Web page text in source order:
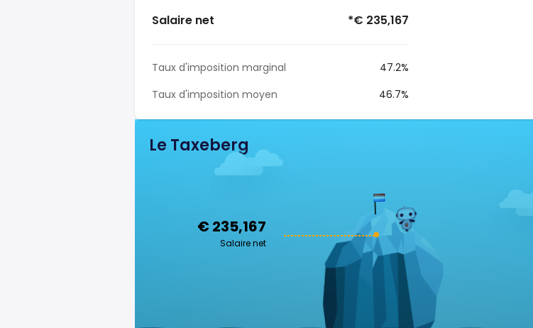
Salaire net *€ 235,167
Taux d'imposition marginal
47.2%
Taux d'imposition moyen
46.7%
Le Taxeberg
€ 235,167
Salaire net